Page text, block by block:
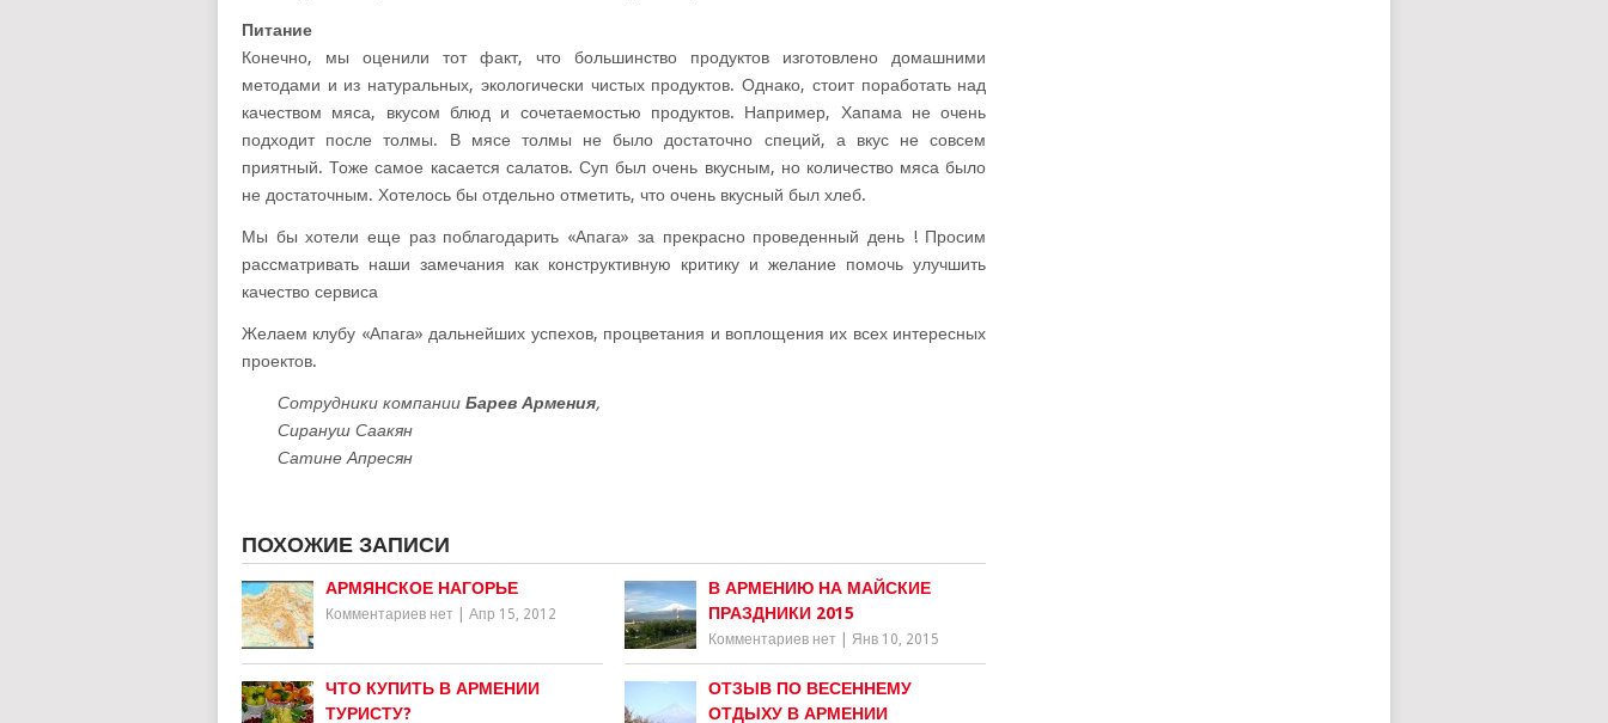
Питание
Конечно, мы оценили тот факт, что большинство продуктов изготовлено домашними
методами и из натуральных, экологически чистых продуктов. Однако, стоит поработать над
качеством мяса, вкусом блюд и сочетаемостью продуктов. Например, Хапама не очень
подходит после толмы. В мясе толмы не было достаточно специй, а вкус не совсем
приятный. Тоже самое касается салатов. Суп был очень вкусным, но количество мяса было
не достаточным. Хотелось бы отдельно отметить, что очень вкусный был хлеб.
Мы бы хотели еще раз поблагодарить «Апага» за прекрасно проведенный день ! Просим
рассматривать наши замечания как конструктивную критику и желание помочь улучшить
качество сервиса
Желаем клубу «Апага» дальнейших успехов, процветания и воплощения их всех интересных
проектов.
Сотрудники компании Барев Армения,
Сирануш Саакян
Сатине Апресян
ПОХОЖИЕ ЗАПИСИ
АРМЯНСКОЕ НАГОРЬЕ
Комментариев нет Апр 15, 2012
В АРМЕНИЮ НА МАЙСКИЕ
ПРАЗДНИКИ 2015
Комментариев нет Янв 10, 2015
ЧТО КУПИТЬ В АРМЕНИИ
ТУРИСТУ?
ОТЗЫВ ПО ВЕСЕННЕМУ
ОТДЫХУ В АРМЕНИИ